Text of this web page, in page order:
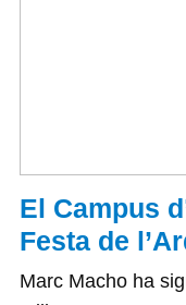
El Campus
Festa de
Marc Macho ha